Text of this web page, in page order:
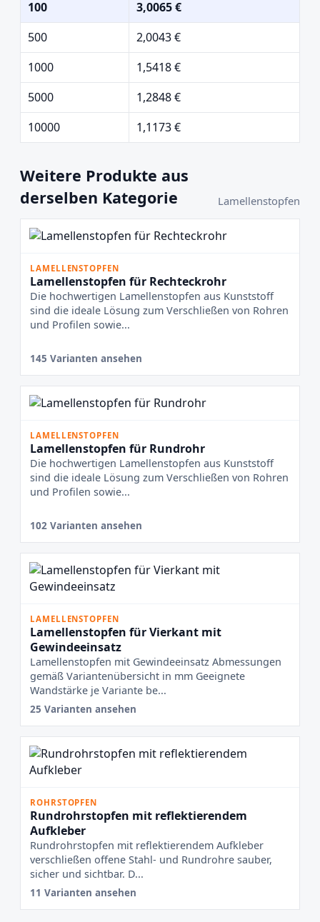
100
3,0065 €
500
2,0043 €
1000
1,5418 €
5000
1,2848 €
10000
1,1173 €
Weitere Produkte aus
derselben Kategorie
Lamellenstopfen
LAMELLENSTOPFEN
Lamellenstopfen für Rechteckrohr
Die hochwertigen Lamellenstopfen aus Kunststoff
sind die ideale Lösung zum Verschließen von Rohren
und Profilen sowie...
145 Varianten ansehen
LAMELLENSTOPFEN
Lamellenstopfen für Rundrohr
Die hochwertigen Lamellenstopfen aus Kunststoff
sind die ideale Lösung zum Verschließen von Rohren
und Profilen sowie...
102 Varianten ansehen
LAMELLENSTOPFEN
Lamellenstopfen für Vierkant mit
Gewindeeinsatz
Lamellenstopfen mit Gewindeeinsatz Abmessungen
gemäß Variantenübersicht in mm Geeignete
Wandstärke je Variante be...
25 Varianten ansehen
ROHRSTOPFEN
Rundrohrstopfen mit reflektierendem
Aufkleber
Rundrohrstopfen mit reflektierendem Aufkleber
verschließen offene Stahl- und Rundrohre sauber,
sicher und sichtbar. D...
11 Varianten ansehen